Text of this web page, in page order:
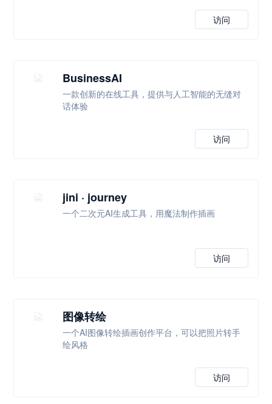
访问
BusinessAI
一款创新的在线工具，提供与人工智能的无缝对
话体验
访问
jini · journey
一个二次元AI生成工具，用魔法制作插画
访问
图像转绘
一个AI图像转绘插画创作平台，可以把照片转手
绘风格
访问